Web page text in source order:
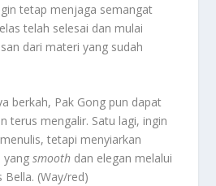
tetap menjaga semangat
telah selesai dan mulai
dari materi yang sudah
berkah, Pak Gong pun dapat
terus mengalir. Satu lagi, ingin
tetapi menyiarkan
yangsmooth dan elegan melalui
Bella. (Way/red)